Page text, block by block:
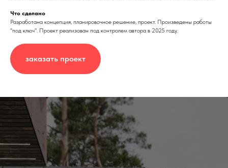
Что сделано
Разработана концепция, планировочное решение, проект. Произведены работы
"под ключ". Проект реализован под контролем автора в 2025 году.
заказать проект